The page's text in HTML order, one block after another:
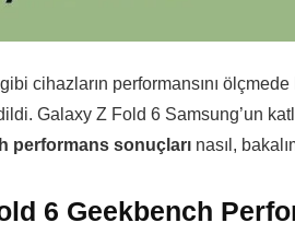
cihazların performansını
Galaxy Z Fold 6 Samsung’un
performans sonuçları nasıl,
6 Geekbench